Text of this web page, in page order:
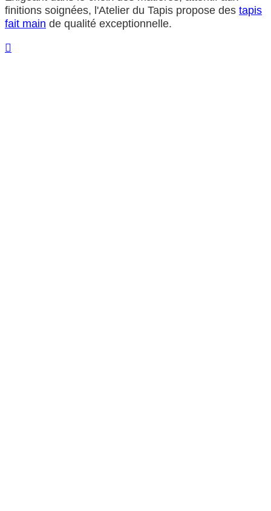
finitions soignées, l'Atelier du Tapis propose des tapis
fait main de qualité exceptionnelle.
